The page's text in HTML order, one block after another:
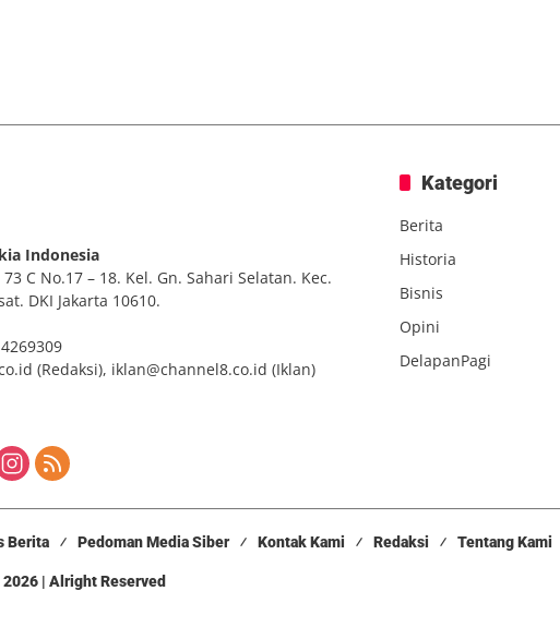
Indonesia
C No.17 – 18. Kel. Gn. Sahari Selatan. Kec.
DKI Jakarta 10610.
(Redaksi), iklan@channel8.co.id (Iklan)
Kategori
Berita
Historia
Bisnis
Opini
DelapanPagi
Berita Pedoman Media Siber Kontak Kami Redaksi Tentang Kami
| Alright Reserved